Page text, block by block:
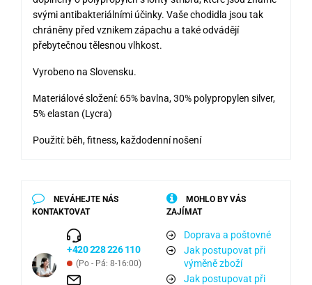
svými antibakteriálními účinky. Vaše chodidla jsou tak
chráněny před vznikem zápachu a také odvádějí
přebytečnou tělesnou vlhkost.
Vyrobeno na Slovensku.
Materiálové složení: 65% bavlna, 30% polypropylen silver,
5% elastan (Lycra)
Použití: běh, fitness, každodenní nošení
NEVÁHEJTE NÁS
KONTAKTOVAT
+420 228 226 110
(Po - Pá: 8-16:00)
MOHLO BY VÁS
ZAJÍMAT
Doprava a poštovné
Jak postupovat při
výměně zboží
Jak postupovat při